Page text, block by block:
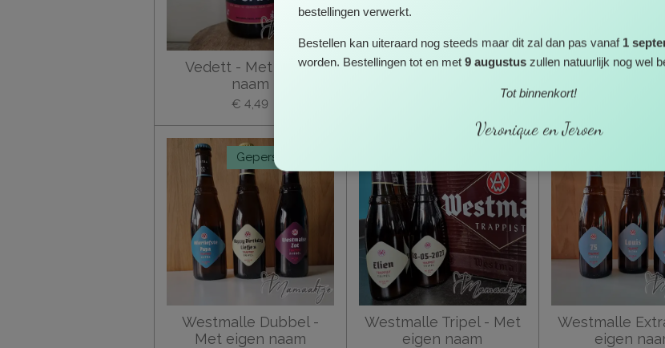
bestellingen verwerkt.
Bestellen kan uiteraard nog steeds maar dit zal dan pas vanaf 1
worden. Bestellingen tot en met 9 augustus zullen natuurlijk nog wel
Tot binnenkort!
Veronique en Jeroen
Vedett - Met eigen
naam
€ 4,49
Cornet Oaked - Met
Kwaremont -
Gepersonaliseerd
Westmalle Dubbel -
Met eigen naam
Westmalle Tripel - Met
eigen naam
Westmalle
eigen